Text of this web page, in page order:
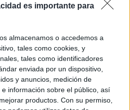
es importante para
almacenamos o accedemos a
tales como cookies, y
tales como identificadores
enviada por un dispositivo,
y anuncios, medición de
información sobre el público, así
productos. Con su permiso,